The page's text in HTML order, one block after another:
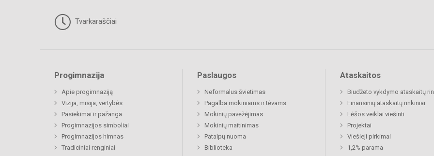
Tvarkaraščiai
Progimnazija
Apie progimnaziją
Vizija, misija, vertybės
Pasiekimai ir pažanga
Progimnazijos simboliai
Progimnazijos himnas
Tradiciniai renginiai
Paslaugos
Neformalus švietimas
Pagalba mokiniams ir tėvams
Mokinių pavėžėjimas
Mokinių maitinimas
Patalpų nuoma
Biblioteka
Ataskaitos
Biudžeto vykdymo ataskaitų
Finansinių ataskaitų rinkiniai
Lėšos veiklai viešinti
Projektai
Viešieji pirkimai
1,2% parama